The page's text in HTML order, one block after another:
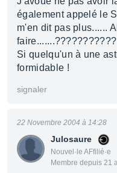
également appelé le
m'en dit pas plus......
faire.......???????????
Si quelqu'un à une
formidable !
signaler
Julosaure
Nouvel·le AFfilié·e
Membre depuis 21
22 Novembre 2004 à 14:28